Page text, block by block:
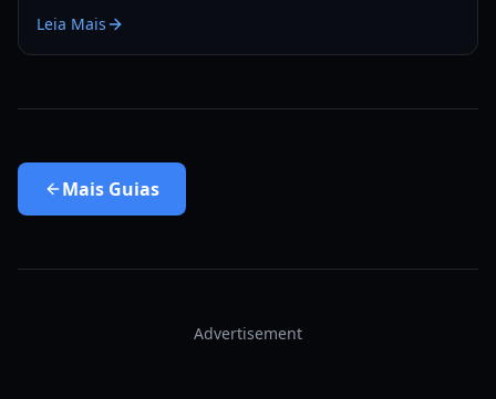
Leia Mais
Mais Guias
Advertisement